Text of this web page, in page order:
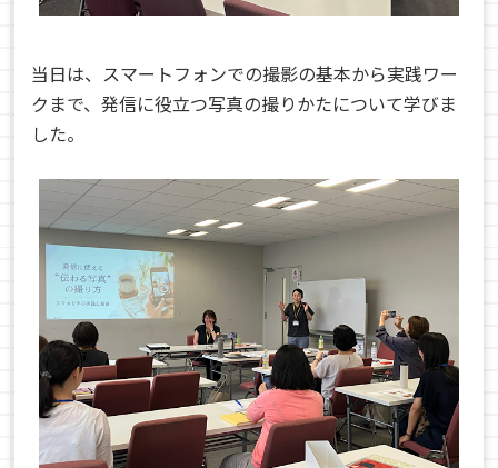
当日は、スマートフォンでの撮影の基本から実践ワー
クまで、発信に役立つ写真の撮りかたについて学びま
した。